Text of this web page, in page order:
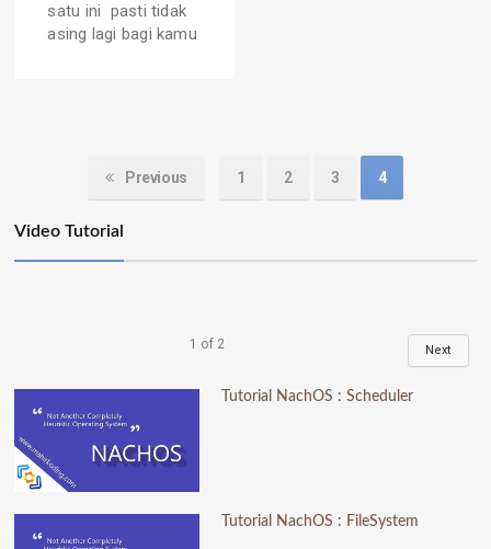
satu ini pasti tidak
asing lagi bagi kamu
Previous 1 2 3 4
Video Tutorial
1 of 2 Next
Tutorial NachOS : Scheduler
Tutorial NachOS : FileSystem